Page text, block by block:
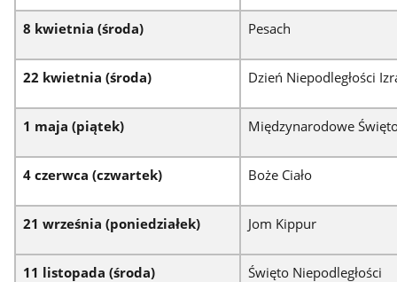
8 kwietnia (środa) Pesach
22 kwietnia (środa) Dzień Niepodległości
1 maja (piątek) Międzynarodowe
4 czerwca (czwartek) Boże Ciało
21 września (poniedziałek) Jom Kippur
11 listopada (środa) Święto Niepodległości